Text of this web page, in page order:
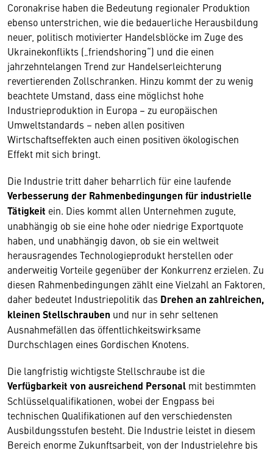
Coronakrise haben die Bedeutung regionaler Produktion
ebenso unterstrichen, wie die bedauerliche Herausbildung
neuer, politisch motivierter Handelsblöcke im Zuge des
Ukrainekonflikts („friendshoring“) und die einen
jahrzehntelangen Trend zur Handelserleichterung
revertierenden Zollschranken. Hinzu kommt der zu wenig
beachtete Umstand, dass eine möglichst hohe
Industrieproduktion in Europa – zu europäischen
Umweltstandards – neben allen positiven
Wirtschaftseffekten auch einen positiven ökologischen
Effekt mit sich bringt.
Die Industrie tritt daher beharrlich für eine laufende
Verbesserung der Rahmenbedingungen für industrielle
Tätigkeit ein. Dies kommt allen Unternehmen zugute,
unabhängig ob sie eine hohe oder niedrige Exportquote
haben, und unabhängig davon, ob sie ein weltweit
herausragendes Technologieprodukt herstellen oder
anderweitig Vorteile gegenüber der Konkurrenz erzielen. Zu
diesen Rahmenbedingungen zählt eine Vielzahl an Faktoren,
daher bedeutet Industriepolitik das Drehen an zahlreichen,
kleinen Stellschrauben und nur in sehr seltenen
Ausnahmefällen das öffentlichkeitswirksame
Durchschlagen eines Gordischen Knotens.
Die langfristig wichtigste Stellschraube ist die
Verfügbarkeit von ausreichend Personal mit bestimmten
Schlüsselqualifikationen, wobei der Engpass bei
technischen Qualifikationen auf den verschiedensten
Ausbildungsstufen besteht. Die Industrie leistet in diesem
Bereich enorme Zukunftsarbeit, von der Industrielehre bis